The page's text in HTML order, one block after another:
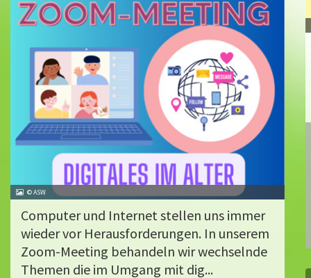
© ASW
Computer und Internet stellen uns immer
wieder vor Herausforderungen. In unserem
Zoom-Meeting behandeln wir wechselnde
Themen die im Umgang mit dig...